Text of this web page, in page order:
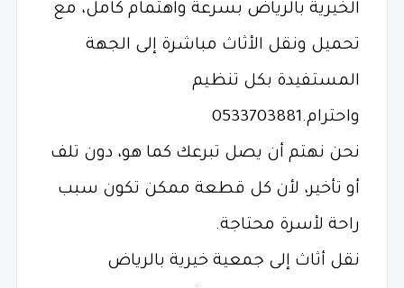
الخيرية بالرياض بسرعة واهتمام كامل، مع
تحميل ونقل الأثاث مباشرة إلى الجهة
المستفيدة بكل تنظيم
واحترام.0533703881
نحن نهتم أن يصل تبرعك كما هو، دون تلف
أو تأخير، لأن كل قطعة ممكن تكون سبب
راحة لأسرة محتاجة.
نقل أثاث إلى جمعية خيرية بالرياض